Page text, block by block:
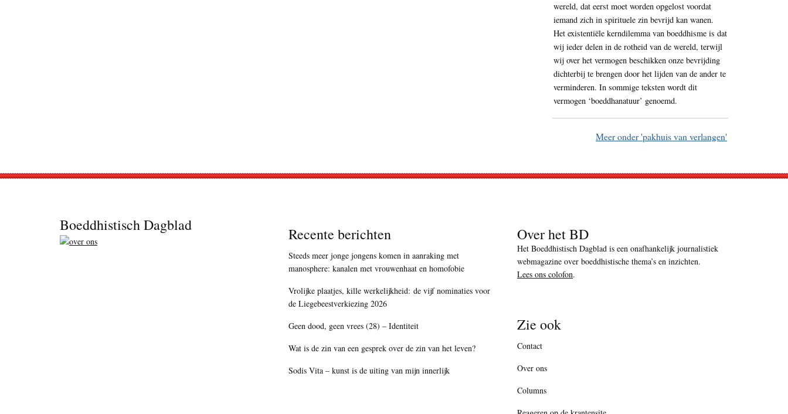
wereld, dat eerst moet worden opgelost voordat
iemand zich in spirituele zin bevrijd kan wanen.
Het existentiële kerndilemma van boeddhisme is dat
wij ieder delen in de rotheid van de wereld, terwijl
wij over het vermogen beschikken onze bevrijding
dichterbij te brengen door het lijden van de ander te
verminderen. In sommige teksten wordt dit
vermogen ‘boeddhanatuur’ genoemd.
Meer onder 'pakhuis van verlangen'
Boeddhistisch Dagblad Recente berichten
Steeds meer jonge jongens komen in aanraking met
manosphere: kanalen met vrouwenhaat en homofobie
Vrolijke plaatjes, kille werkelijkheid: de vijf nominaties voor
de Liegebeestverkiezing 2026
Geen dood, geen vrees (28) – Identiteit
Wat is de zin van een gesprek over de zin van het leven?
Sodis Vita – kunst is de uiting van mijn innerlijk
Over het BD
Het Boeddhistisch Dagblad is een onafhankelijk journalistiek
webmagazine over boeddhistische thema’s en inzichten.
Lees ons colofon.
Zie ook
Contact
Over ons
Columns